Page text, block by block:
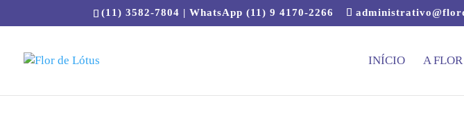
(11) 3582-7804 | WhatsApp (11) 9 4170-2266
INÍCIO A